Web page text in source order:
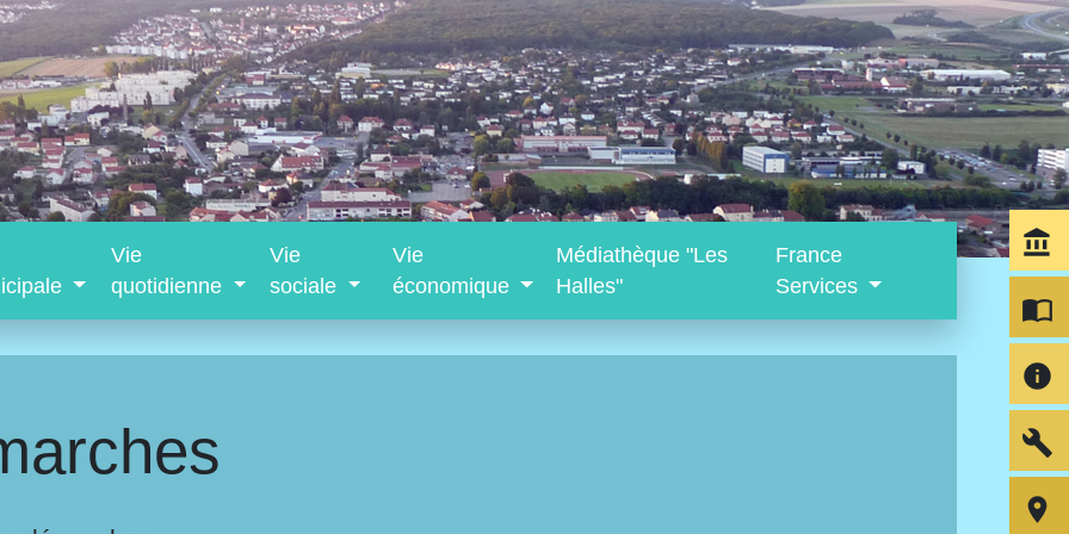
Vie
quotidienne
Vie
sociale
Vie
économique
Médiathèque "Les
Halles"
France
Services
account_balance
import_contacts
info
build
room